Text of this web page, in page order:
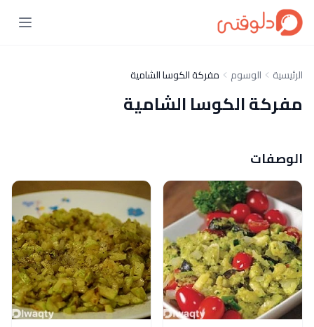
الرئيسية الوسوم مفركة الكوسا الشامية
مفركة الكوسا الشامية
الوصفات